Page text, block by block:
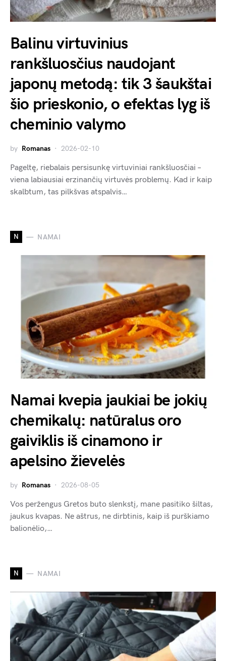
Balinu virtuvinius
rankšluosčius naudojant
japonų metodą: tik 3 šaukštai
šio prieskonio, o efektas lyg iš
cheminio valymo
by Romanas 2026-02-10
Pageltę, riebalais persisunkę virtuviniai rankšluosčiai –
viena labiausiai erzinančių virtuvės problemų. Kad ir kaip
skalbtum, tas pilkšvas atspalvis…
N NAMAI
Namai kvepia jaukiai be jokių
chemikalų: natūralus oro
gaiviklis iš cinamono ir
apelsino žievelės
by Romanas 2026-08-05
Vos peržengus Gretos buto slenkstį, mane pasitiko šiltas,
jaukus kvapas. Ne aštrus, ne dirbtinis, kaip iš purškiamo
balionėlio,…
N NAMAI